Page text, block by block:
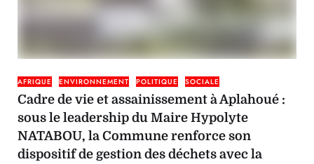
AFRIQUE ENVIRONNEMENT POLITIQUE SOCIALE
Cadre de vie et assainissement à Aplahoué :
sous le leadership du Maire Hypolyte
NATABOU, la Commune renforce son
dispositif de gestion des déchets avec la